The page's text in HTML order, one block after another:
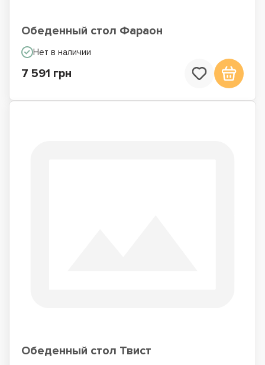
Обеденный стол Фараон
Нет в наличии
7 591 грн
Обеденный стол Твист